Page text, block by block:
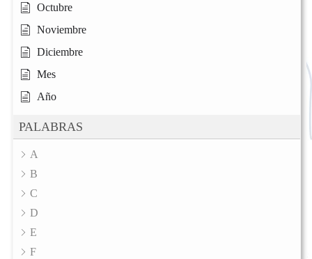
Octubre
Noviembre
Diciembre
Mes
Año
PALABRAS
A
B
C
D
E
F